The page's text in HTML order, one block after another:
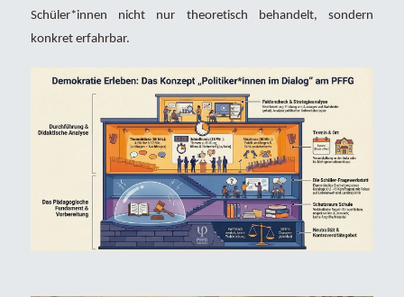
Schüler*innen nicht nur theoretisch behandelt, sondern
konkret erfahrbar.